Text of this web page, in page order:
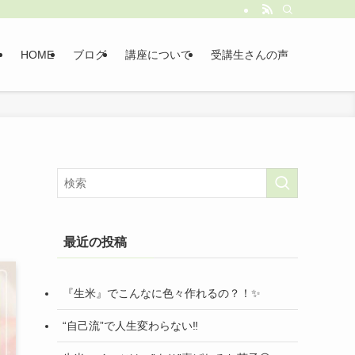
HOME ブログ 講座について 受講生さんの声
最近の投稿
『生米』でこんなに色々作れるの？！✨
“自己流”で人生変わらない‼️